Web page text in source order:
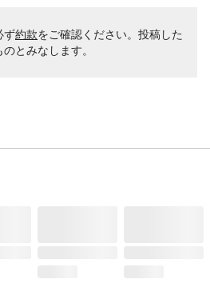
ず約款をご確認ください。投稿した
とみなします。